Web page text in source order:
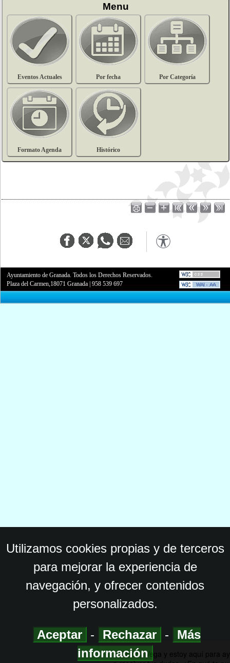
Menu
Eventos Actuales Por fecha Por Categoría
Formato Agenda Histórico
Ayuntamiento de Granada. Todos los Derechos Reservados.
Plaza del Carmen,18071 Granada |958 539 697
Utilizamos cookies propias y de terceros
para mejorar la experiencia de
navegación, y ofrecer contenidos
personalizados.
Aceptar - Rechazar -
Más
información